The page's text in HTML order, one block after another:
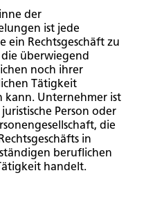
der
ist jede
ein Rechtsgeschäft zu
überwiegend
noch ihrer
Tätigkeit
kann. Unternehmer ist
Person oder
die
in
beruflichen
handelt.